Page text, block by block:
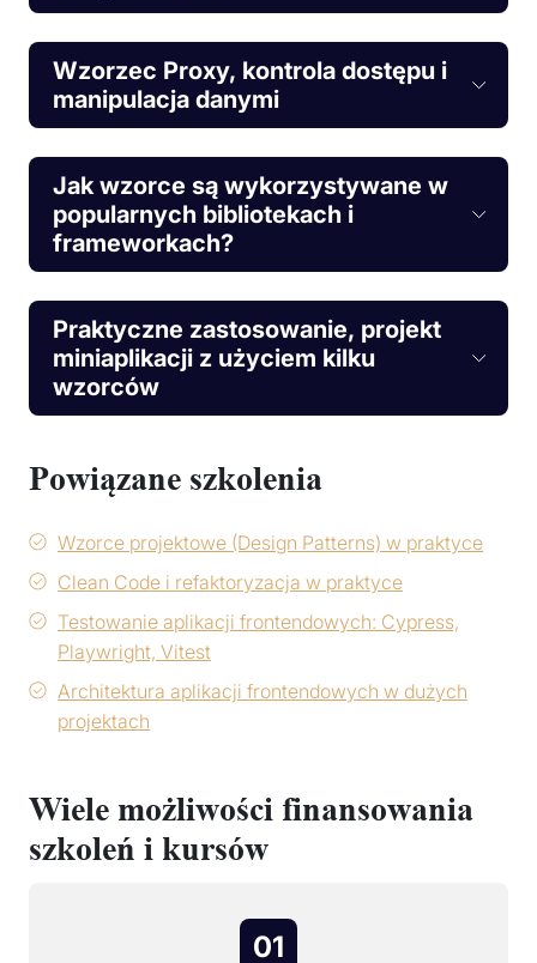
Wzorzec Proxy, kontrola dostępu i
manipulacja danymi
Jak wzorce są wykorzystywane w
popularnych bibliotekach i
frameworkach?
Praktyczne zastosowanie, projekt
miniaplikacji z użyciem kilku
wzorców
Powiązane szkolenia
Wzorce projektowe (Design Patterns) w praktyce
Clean Code i refaktoryzacja w praktyce
Testowanie aplikacji frontendowych: Cypress,
Playwright, Vitest
Architektura aplikacji frontendowych w dużych
projektach
Wiele możliwości finansowania
szkoleń i kursów
01